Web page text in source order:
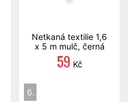
Netkaná textilie 1,6
x 5 m mulč, černá
59 Kč
6.